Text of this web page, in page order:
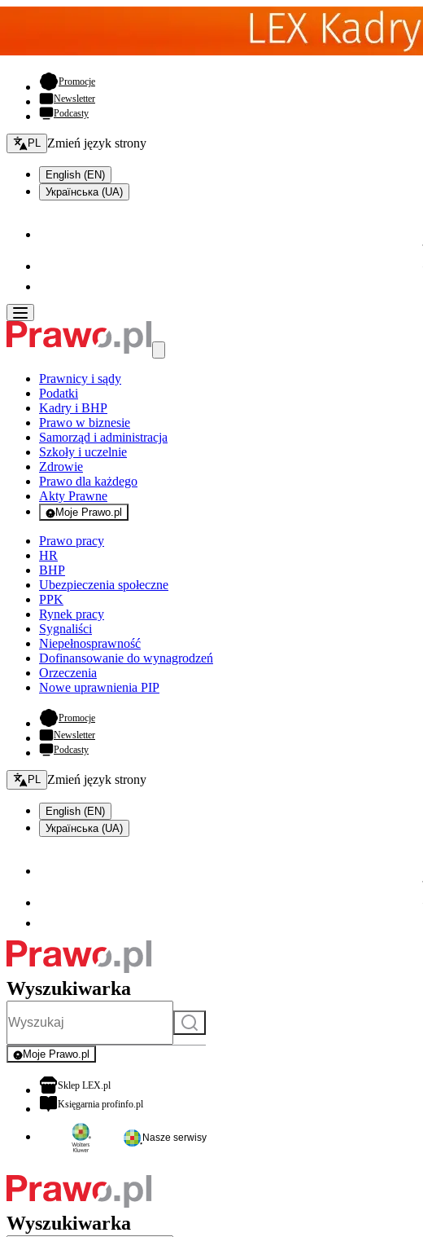
Promocje- otwiera się w nowej karcie
Newsletter
Podcasty
Zmień język - bieżący:
PL Zmień język strony
English (EN)
Українська (UA)
Prawnicy i sądy
Podatki
Kadry i BHP
Prawo w biznesie
Samorząd i administracja
Szkoły i uczelnie
Zdrowie
Prawo dla każdego
Akty Prawne
Moje Prawo.pl
- rejestracja i logowanie do serwisu
Prawo pracy
HR
BHP
Ubezpieczenia społeczne
PPK
Rynek pracy
Sygnaliści
Niepełnosprawność
Dofinansowanie do wynagrodzeń
Orzeczenia
Nowe uprawnienia PIP
Promocje- otwiera się w nowej karcie
Newsletter
Podcasty
Zmień język - bieżący:
PL Zmień język strony
English (EN)
Українська (UA)
Wyszukiwarka
Szukaj
Moje Prawo.pl
- rejestracja i logowanie do serwisu
Sklep LEX.plotwiera się w nowej karcie
Księgarnia profinfo.plotwiera się w nowej karcie
Nasze serwisy
Wyszukiwarka